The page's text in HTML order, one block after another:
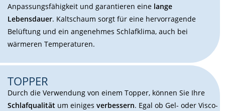
Anpassungsfähigkeit und garantieren eine lange
Lebensdauer. Kaltschaum sorgt für eine hervorragende
Belüftung und ein angenehmes Schlafklima, auch bei
wärmeren Temperaturen.
TOPPER
Durch die Verwendung von einem Topper, können Sie Ihre
Schlafqualität um einiges verbessern. Egal ob Gel- oder Visco-